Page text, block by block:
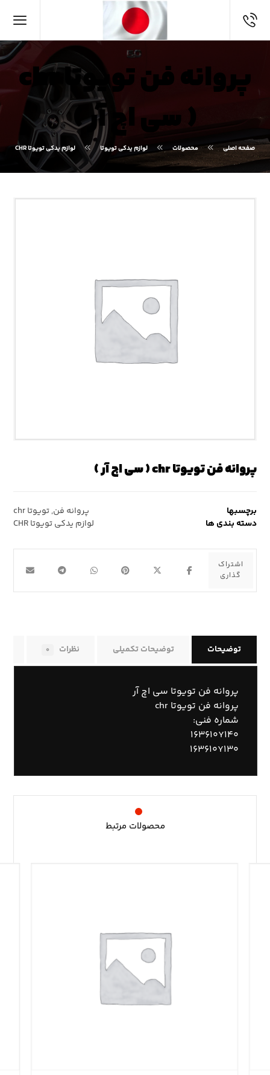
پروانه فن تویوتا chr
( سی اچ آر )
صفحه اصلی محصولات لوازم یدکی تویوتا لوازم یدکی تویوتا CHR
پروانه فن تویوتا chr ( سی اچ آر )
برچسبها پروانه فن,تویوتا chr
دسته بندی ها
لوازم یدکی تویوتا CHR
توضیحات توضیحات تکمیلی نظرات ۰
پروانه فن تویوتا سی اچ آر
پروانه فن تویوتا chr
شماره فنی:
۱۶۳۶۱۰Y۱۴۰
۱۶۳۶۱۰Y۱۳۰
محصولات مرتبط